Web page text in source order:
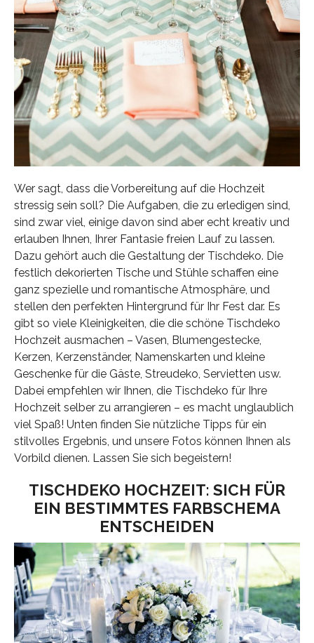
Wer sagt, dass die Vorbereitung auf die Hochzeit
stressig sein soll? Die Aufgaben, die zu erledigen sind,
sind zwar viel, einige davon sind aber echt kreativ und
erlauben Ihnen, Ihrer Fantasie freien Lauf zu lassen.
Dazu gehört auch die Gestaltung der Tischdeko. Die
festlich dekorierten Tische und Stühle schaffen eine
ganz spezielle und romantische Atmosphäre, und
stellen den perfekten Hintergrund für Ihr Fest dar. Es
gibt so viele Kleinigkeiten, die die schöne Tischdeko
Hochzeit ausmachen – Vasen, Blumengestecke,
Kerzen, Kerzenständer, Namenskarten und kleine
Geschenke für die Gäste, Streudeko, Servietten usw.
Dabei empfehlen wir Ihnen, die Tischdeko für Ihre
Hochzeit selber zu arrangieren – es macht unglaublich
viel Spaß! Unten finden Sie nützliche Tipps für ein
stilvolles Ergebnis, und unsere Fotos können Ihnen als
Vorbild dienen. Lassen Sie sich begeistern!
TISCHDEKO HOCHZEIT: SICH FÜR
EIN BESTIMMTES FARBSCHEMA
ENTSCHEIDEN